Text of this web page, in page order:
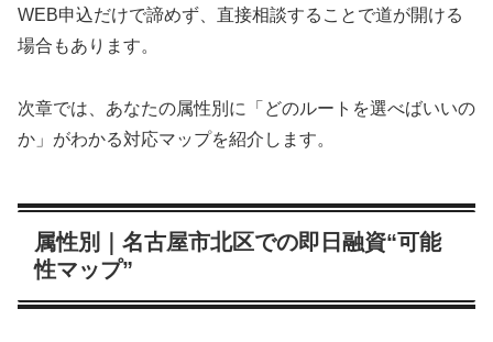
WEB申込だけで諦めず、直接相談することで道が開ける
場合もあります。
次章では、あなたの属性別に「どのルートを選べばいいの
か」がわかる対応マップを紹介します。
属性別｜名古屋市北区での即日融資“可能
性マップ”